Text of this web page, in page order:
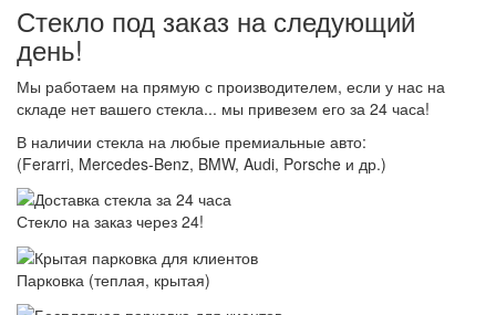
Стекло под заказ на следующий
день!
Мы работаем на прямую с производителем, если у нас на
складе нет вашего стекла... мы привезем его за 24 часа!
В наличии стекла на любые премиальные авто:
(Ferarri, Mercedes-Benz, BMW, Audi, Porsche и др.)
Стекло на заказ через 24!
Парковка (теплая, крытая)